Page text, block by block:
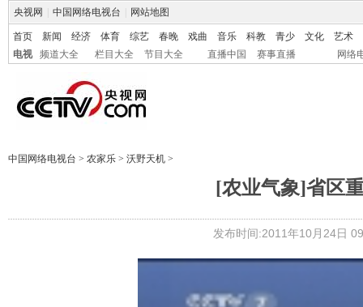
央视网 中国网络电视台 网站地图
首页 新闻 经济 体育 综艺 春晚 戏曲 音乐 科教 青少 文化
艺术
电视
频道大全 栏目大全 节目大全 直播中国 赛事直播 网络
中国网络电视台 > 农家乐 > 沃野天机 >
[农业气象]省区
发布时间:2011年10月24日